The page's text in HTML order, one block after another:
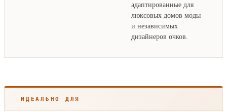
адаптированные для
люксовых домов моды
и независимых
дизайнеров очков.
ИДЕАЛЬНО ДЛЯ